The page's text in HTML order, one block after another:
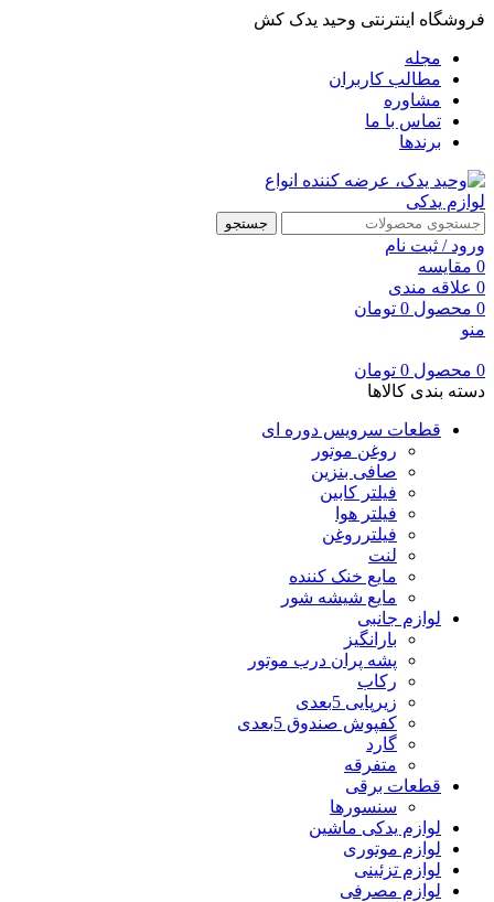
فروشگاه اینترنتی وحید یدک کش
مجله
مطالب کاربران
مشاوره
تماس با ما
برندها
جستجو
ورود / ثبت نام
0 مقایسه
0 علاقه مندی
0 محصول 0 تومان
منو
0 محصول 0 تومان
دسته بندی کالاها
قطعات سرویس دوره ای
روغن موتور
صافی بنزین
فیلتر کابین
فیلتر هوا
فیلترروغن
لنت
مایع خنک کننده
مایع شیشه شور
لوازم جانبی
بارانگیز
پشه پران درب موتور
رکاب
زیرپایی 5بعدی
کفپوش صندوق 5بعدی
گارد
متفرقه
قطعات برقی
سنسورها
لوازم یدکی ماشین
لوازم موتوری
لوازم تزئینی
لوازم مصرفی